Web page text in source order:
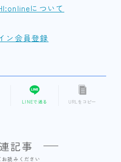
について
ン会員登録
LINEで送る URLをコピー
記事
お読みください